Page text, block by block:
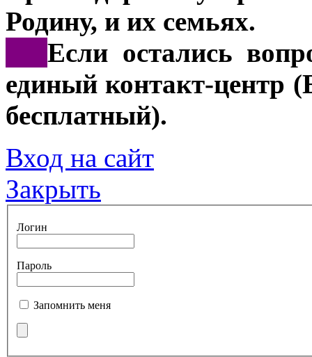
Родину, и их семьях.
Если остались
единый контакт-
бесплатный).
Вход на сайт
Закрыть
Логин
Пароль
Запомнить меня